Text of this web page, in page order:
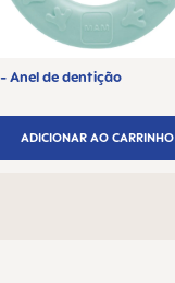
Anel de dentição
ADICIONAR AO CARRINHO